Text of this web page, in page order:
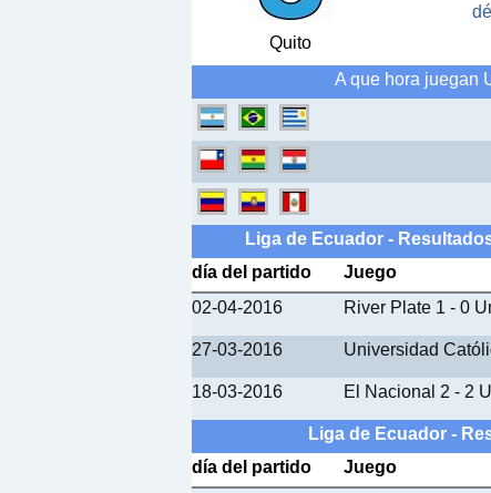
Quito
A que hora juegan
Liga de Ecuador -
día del partido
Juego
02-04-2016
River Plate 1 - 0
27-03-2016 Universidad
18-03-2016 El Nacional 2 - 2
Liga de Ecuador -
día del partido
Juego